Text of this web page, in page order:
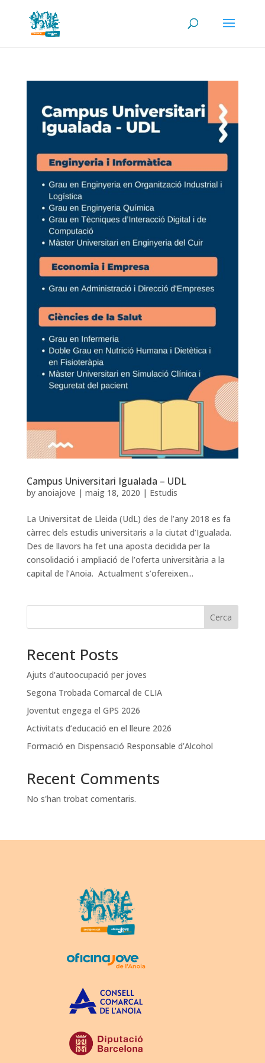
Campus Universitari Igualada – UDL
by anoiajove | maig 18, 2020 | Estudis
La Universitat de Lleida (UdL) des de l’any 2018 es fa
càrrec dels estudis universitaris a la ciutat d’Igualada.
Des de llavors ha fet una aposta decidida per la
consolidació i ampliació de l’oferta universitària a la
capital de l’Anoia. Actualment s’ofereixen...
Cerca
Recent Posts
Ajuts d’autoocupació per joves
Segona Trobada Comarcal de CLIA
Joventut engega el GPS 2026
Activitats d’educació en el lleure 2026
Formació en Dispensació Responsable d’Alcohol
Recent Comments
No s'han trobat comentaris.